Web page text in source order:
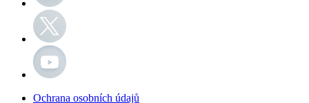
Ochrana osobních údajů